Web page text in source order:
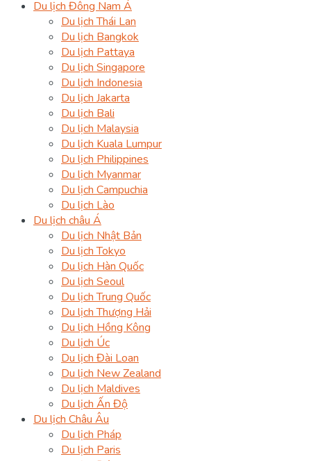
Du lịch Đông Nam Á
Du lịch Thái Lan
Du lịch Bangkok
Du lịch Pattaya
Du lịch Singapore
Du lịch Indonesia
Du lịch Jakarta
Du lịch Bali
Du lịch Malaysia
Du lịch Kuala Lumpur
Du lịch Philippines
Du lịch Myanmar
Du lịch Campuchia
Du lịch Lào
Du lịch châu Á
Du lịch Nhật Bản
Du lịch Tokyo
Du lịch Hàn Quốc
Du lịch Seoul
Du lịch Trung Quốc
Du lịch Thượng Hải
Du lịch Hồng Kông
Du lịch Úc
Du lịch Đài Loan
Du lịch New Zealand
Du lịch Maldives
Du lịch Ấn Độ
Du lịch Châu Âu
Du lịch Pháp
Du lịch Paris